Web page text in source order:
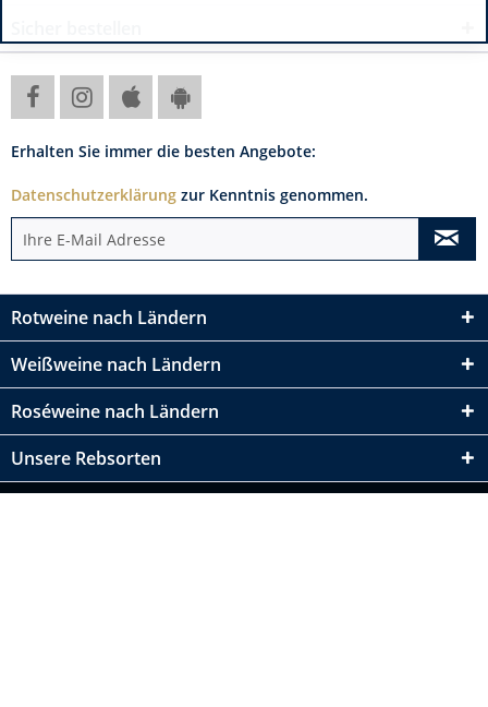
Erhalten Sie immer die besten Angebote:
Datenschutzerklärung zur Kenntnis genommen.
Rotweine nach Ländern
Weißweine nach Ländern
Roséweine nach Ländern
Unsere Rebsorten